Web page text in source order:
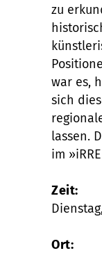
zu
war es,
sich
lassen.
im
Zeit:
Ort: